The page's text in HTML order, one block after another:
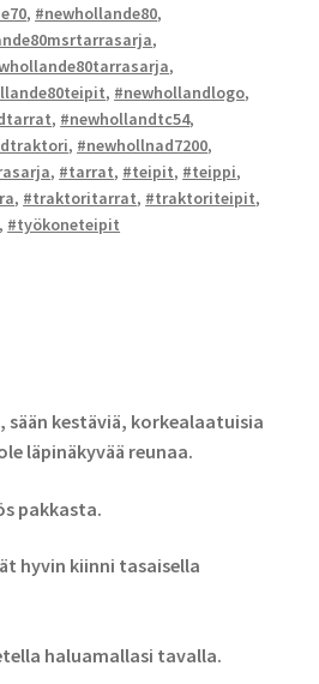
, #newhollande80,
,
,
, #newhollandlogo,
, #newhollandtc54,
, #newhollnad7200,
, #tarrat, #teipit, #teippi,
, #traktoritarrat, #traktoriteipit,
, #työkoneteipit
kestäviä, korkealaatuisia
läpinäkyvää reunaa.
pakkasta.
hyvin kiinni tasaisella
haluamallasi tavalla.